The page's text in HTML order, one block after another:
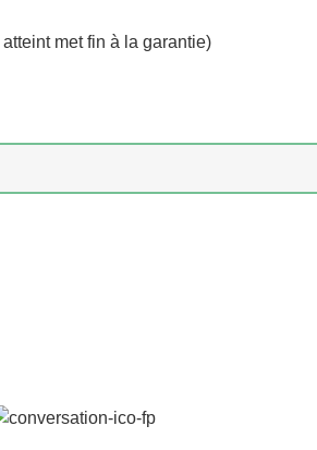
met fin à la garantie)